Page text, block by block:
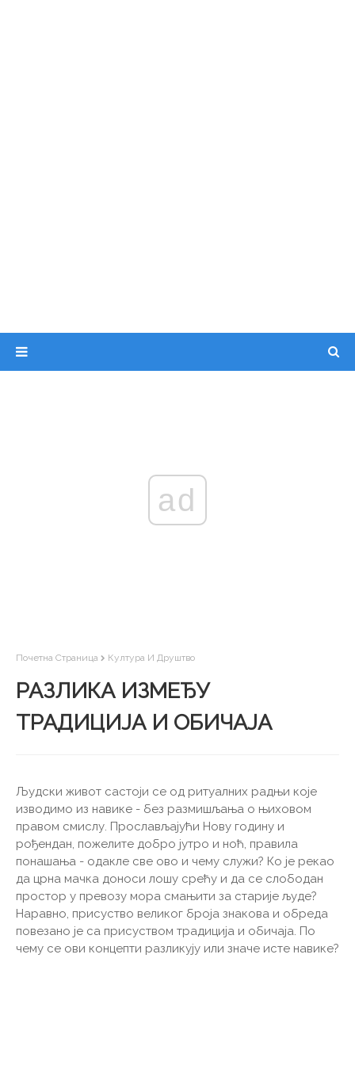
ad
Почетна Страница Култура И Друштво
РАЗЛИКА ИЗМЕЂУ
ТРАДИЦИЈА И ОБИЧАЈА
Људски живот састоји се од ритуалних радњи које
изводимо из навике - без размишљања о њиховом
правом смислу. Прослављајући Нову годину и
рођендан, пожелите добро јутро и ноћ, правила
понашања - одакле све ово и чему служи? Ко је рекао
да црна мачка доноси лошу срећу и да се слободан
простор у превозу мора смањити за старије људе?
Наравно, присуство великог броја знакова и обреда
повезано је са присуством традиција и обичаја. По
чему се ови концепти разликују или значе исте навике?